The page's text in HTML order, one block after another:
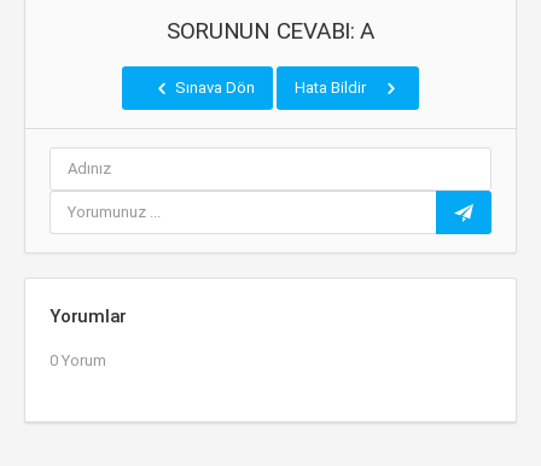
SORUNUN CEVABI: A
Sınava Dön Hata Bildir
Yorumlar
0 Yorum